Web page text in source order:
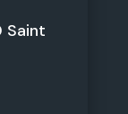
Saint